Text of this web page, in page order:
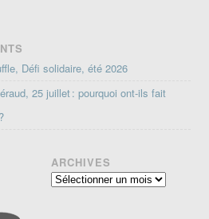
Défi solidaire, été 2026
25 juillet : pourquoi ont-ils fait
ARCHIVES
Archives